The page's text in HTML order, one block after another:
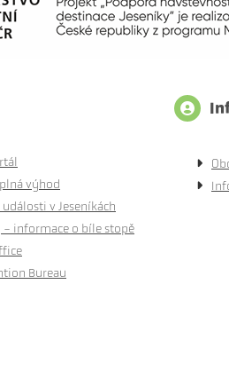
výhod
v Jeseníkách
- informace o bíle stopě
Bureau